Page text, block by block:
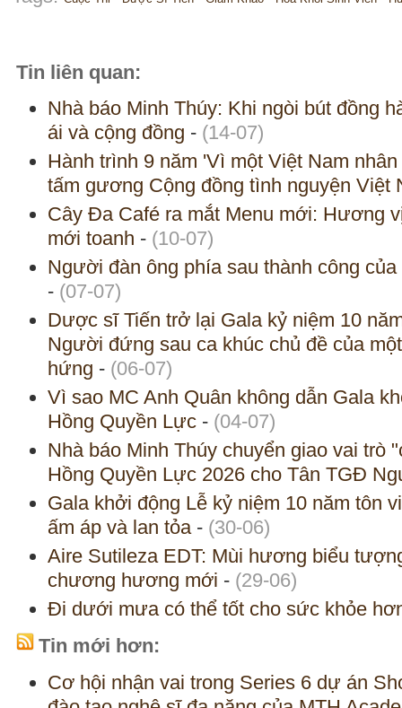
Tin liên quan:
Nhà báo Minh Thúy: Khi ngòi bút đồng
ái và cộng đồng - (14-07)
Hành trình 9 năm 'Vì một Việt Nam
tấm gương Cộng đồng tình nguyện Việt
Cây Đa Café ra mắt Menu mới: Hương
mới toanh - (10-07)
Người đàn ông phía sau thành công
- (07-07)
Dược sĩ Tiến trở lại Gala kỷ niệm 10
Người đứng sau ca khúc chủ đề của
hứng - (06-07)
Vì sao MC Anh Quân không dẫn Gala
Hồng Quyền Lực - (04-07)
Nhà báo Minh Thúy chuyển giao vai trò
Hồng Quyền Lực 2026 cho Tân TGĐ
Gala khởi động Lễ kỷ niệm 10 năm tôn
ấm áp và lan tỏa- (30-06)
Aire Sutileza EDT: Mùi hương biểu
chương hương mới - (29-06)
Đi dưới mưa có thể tốt cho sức khỏe
Tin mới hơn:
Cơ hội nhận vai trong Series 6 dự án